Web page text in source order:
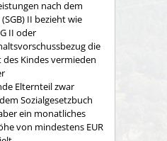
nach dem
II bezieht wie
II oder
die
Kindes vermieden
Elternteil zwar
Sozialgesetzbuch
ein monatliches
von mindestens EUR